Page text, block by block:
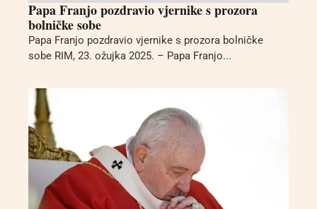
Papa Franjo pozdravio vjernike s prozora
bolničke sobe
Papa Franjo pozdravio vjernike s prozora bolničke
sobe RIM, 23. ožujka 2025. – Papa Franjo...